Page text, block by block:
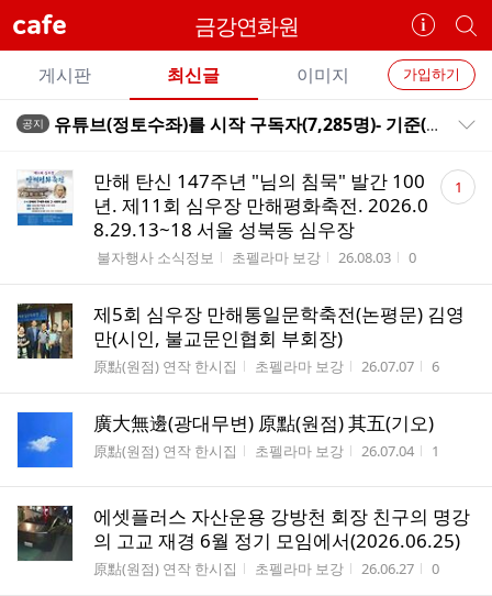
cafe 금강연화원
카
페
정
보
보
기
개
별
카
페
검
카
메
가입하기
게시판 최신글 이미지
전
글
공지 유튜브(정토수좌)를 시작 구독자(7,285명)- 기준(2025.03.18,01:45)
만해 탄신 147주년 "님의 침묵" 발간 100
년. 제11회 심우장 만해평화축전. 2026.0
8.29.13~18 서울 성북동 심우장
게시판명
 불자행사 소식정보 작성자
초펠라마 보강 작성시간
26.08.03 조회수
0
댓
글 1
제5회 심우장 만해통일문학축전(논평문) 김영
만(시인, 불교문인협회 부회장)
게시판명
原點(원점) 연작 한시집 작성자
초펠라마 보강 작성시간
26.07.07 조회수
6
廣大無邊(광대무변) 原點(원점) 其五(기오)
게시판명
原點(원점) 연작 한시집 작성자
초펠라마 보강 작성시간
26.07.04 조회수
1
에셋플러스 자산운용 강방천 회장 친구의 명강
의 고교 재경 6월 정기 모임에서(2026.06.25)
게시판명
原點(원점) 연작 한시집 작성자
초펠라마 보강 작성시간
26.06.27 조회수
0